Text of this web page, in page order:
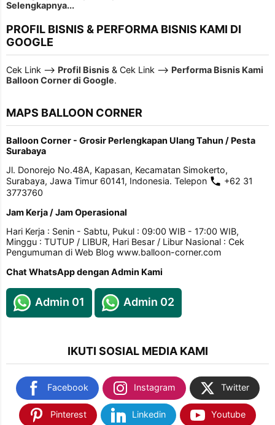
Selengkapnya...
PROFIL BISNIS & PERFORMA BISNIS KAMI DI
GOOGLE
Cek Link --> Profil Bisnis & Cek Link --> Performa Bisnis Kami
Balloon Corner di Google.
MAPS BALLOON CORNER
Balloon Corner - Grosir Perlengkapan Ulang Tahun / Pesta
Surabaya
Jl. Donorejo No.48A, Kapasan, Kecamatan Simokerto,
Surabaya, Jawa Timur 60141, Indonesia. Telepon
+62 31
3773760
Jam Kerja / Jam Operasional
Hari Kerja : Senin - Sabtu, Pukul : 09:00 WIB - 17:00 WIB,
Minggu : TUTUP / LIBUR, Hari Besar / Libur Nasional : Cek
Pengumuman di Web Blog www.balloon-corner.com
Chat WhatsApp dengan Admin Kami
Admin 01 Admin 02
IKUTI SOSIAL MEDIA KAMI
Facebook Instagram Twitter
Pinterest Linkedin Youtube